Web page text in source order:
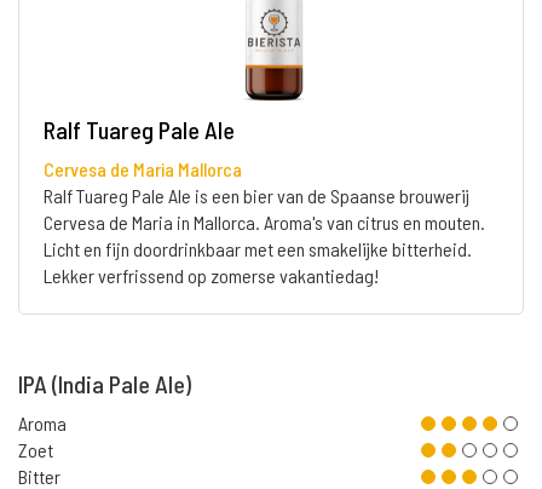
Ralf Tuareg Pale Ale
Cervesa de Maria Mallorca
Ralf Tuareg Pale Ale is een bier van de Spaanse brouwerij
Cervesa de Maria in Mallorca. Aroma's van citrus en mouten.
Licht en fijn doordrinkbaar met een smakelijke bitterheid.
Lekker verfrissend op zomerse vakantiedag!
IPA (India Pale Ale)
Aroma
Zoet
Bitter